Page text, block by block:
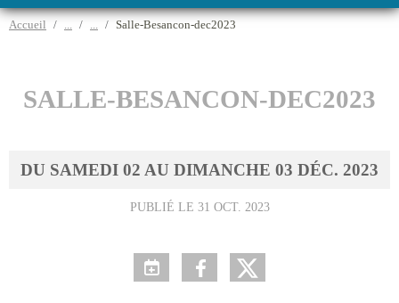
Accueil Salle-Besancon-dec2023
SALLE-BESANCON-DEC2023
DU SAMEDI 02 AU DIMANCHE 03 DÉC. 2023
PUBLIÉ LE 31 OCT. 2023